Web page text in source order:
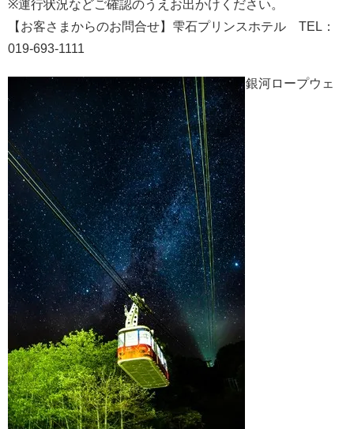
※運行状況などご確認のうえお出かけください。
【お客さまからのお問合せ】雫石プリンスホテル TEL：
019-693-1111
銀河ロープウェ